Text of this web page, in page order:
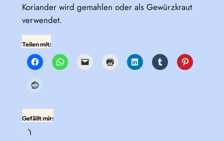
Koriander wird gemahlen oder als Gewürzkraut
verwendet.
Teilen mit:
Gefällt mir:
Wird